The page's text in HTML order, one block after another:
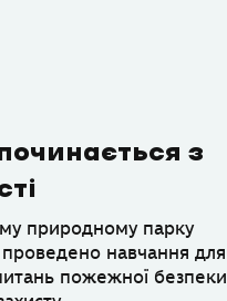
з
природному парку
навчання для
пожежної безпеки